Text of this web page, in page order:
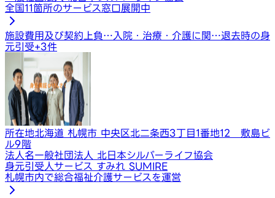
全国11箇所のサービス窓口展開中
施設費用及び契約上負… 入院・治療・介護に関…退去時の身
元引受+3件
所在地北海道 札幌市 中央区北二条西3丁目1番地12 敷島ビ
ル9階
法人名一般社団法人 北日本シルバーライフ協会
身元引受人サービス すみれ SUMIRE
札幌市内で総合福祉介護サービスを運営